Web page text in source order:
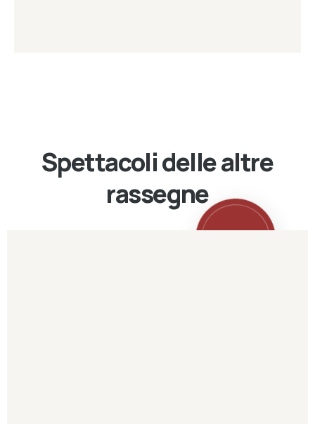
Spettacoli delle altre
rassegne